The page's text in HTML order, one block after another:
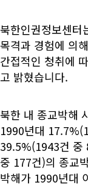
북한인권정보센
목격과 경험에 의
간접적인 청취에
고 밝혔습니다.
북한 내 종교박해
1990년대
39.5%(1943건 중
중 177건)의 종교
박해가 1990년대